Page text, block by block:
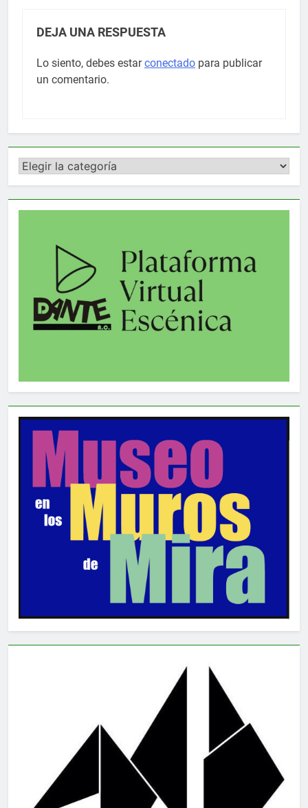
DEJA UNA RESPUESTA
Lo siento, debes estarconectado para publicar
un comentario.
Categorías